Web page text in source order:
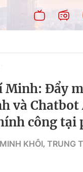
Minh: Đẩy
và Chatbot
công tại
MINH KHÔI, TRUNG